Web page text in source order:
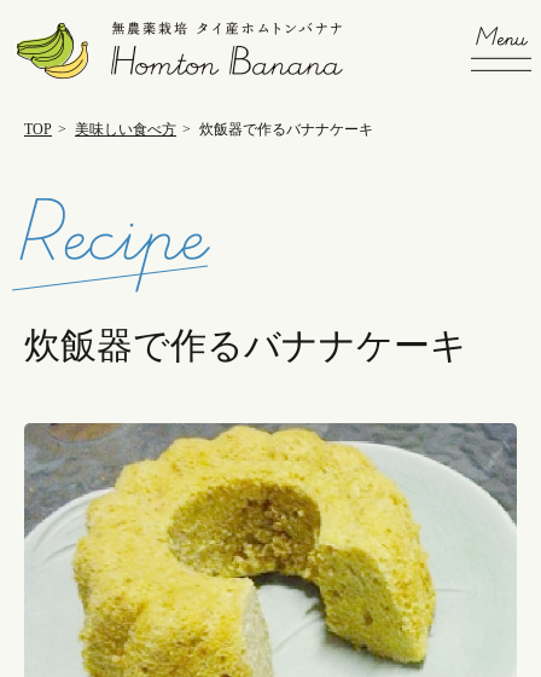
TOP > 美味しい食べ方 > 炊飯器で作るバナナケーキ
炊飯器で作るバナナケーキ